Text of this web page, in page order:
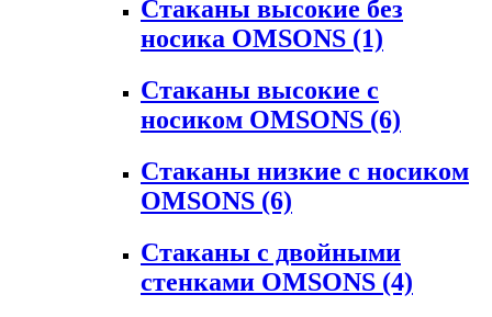
Стаканы высокие без
носика OMSONS (1)
Стаканы высокие с
носиком OMSONS (6)
Стаканы низкие с носиком
OMSONS (6)
Стаканы с двойными
стенками OMSONS (4)